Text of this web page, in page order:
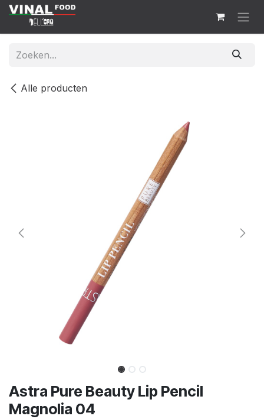
Overslaan naar inhoud
Alle producten
Astra Pure Beauty Lip Pencil
Magnolia 04